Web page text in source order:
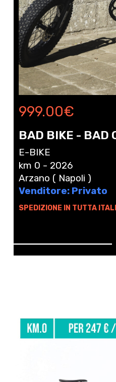
999.00€
BAD BIKE - BAD
E-BIKE
km 0 - 2026
Arzano ( Napoli )
Venditore: Privato
SPEDIZIONE IN TUTTA